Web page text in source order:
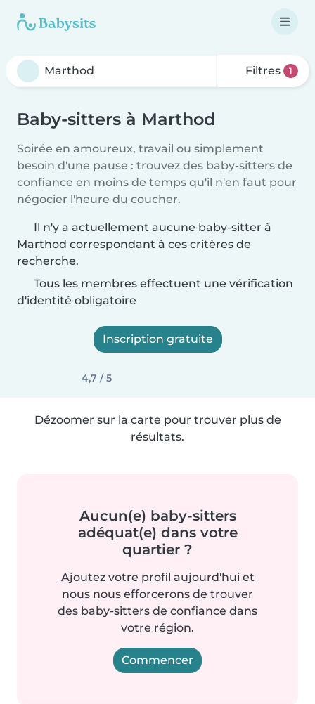
Filtres 1
Baby-sitters à Marthod
Soirée en amoureux, travail ou simplement
besoin d'une pause : trouvez des baby-sitters de
confiance en moins de temps qu'il n'en faut pour
négocier l'heure du coucher.
Il n'y a actuellement aucune baby-sitter à
Marthod correspondant à ces critères de
recherche.
Tous les membres effectuent une vérification
d'identité obligatoire
Inscription gratuite
4,7 / 5
Dézoomer sur la carte pour trouver plus de
résultats.
Aucun(e) baby-sitters
adéquat(e) dans votre
quartier ?
Ajoutez votre profil aujourd'hui et
nous nous efforcerons de trouver
des baby-sitters de confiance dans
votre région.
Commencer